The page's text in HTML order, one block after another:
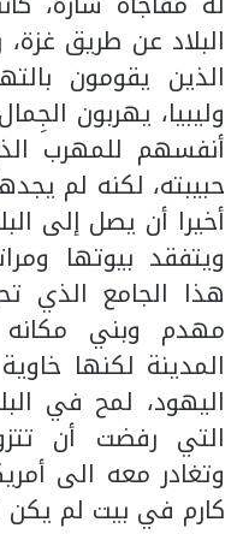
البلاد عن طريق
الذين يقومون
وليبيا، يهربون
أنفسهم للمهرب
حبيبته، لكنه لم
أخيرا أن يصل إلى
ويتفقد بيوتها
هذا الجامع الذي
مهدم وبني
المدينة لكنها
اليهود، لمح في
التي رفضت أن
وتغادر معه الى
كارم في بيت لم يكن